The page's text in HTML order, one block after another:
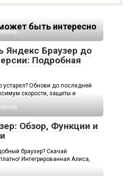
быть интересно
Яндекс Браузер до
Подробная
устарел? Обнови до последней
скорости, защиты и
Обзор, Функции и
браузер? Скачай
Интегрированная Алиса,